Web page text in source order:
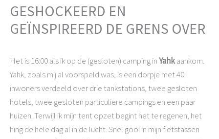
GESHOCKEERD EN
GEÏNSPIREERD DE GRENS OVER
Het is 16:00 als ik op de (gesloten) camping inYahkaankom.
Yahk, zoals mij al voorspeld was, is een dorpje met 40
inwoners verdeeld over drie tankstations, twee gesloten
hotels, twee gesloten particuliere campings en een paar
huizen. Terwijl ik mijn tent opzet begint het te regenen, het
hing de hele dag al in de lucht. Snel gooi in mijn fietstassen